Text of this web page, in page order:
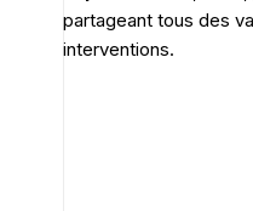
partageant tous des
interventions.